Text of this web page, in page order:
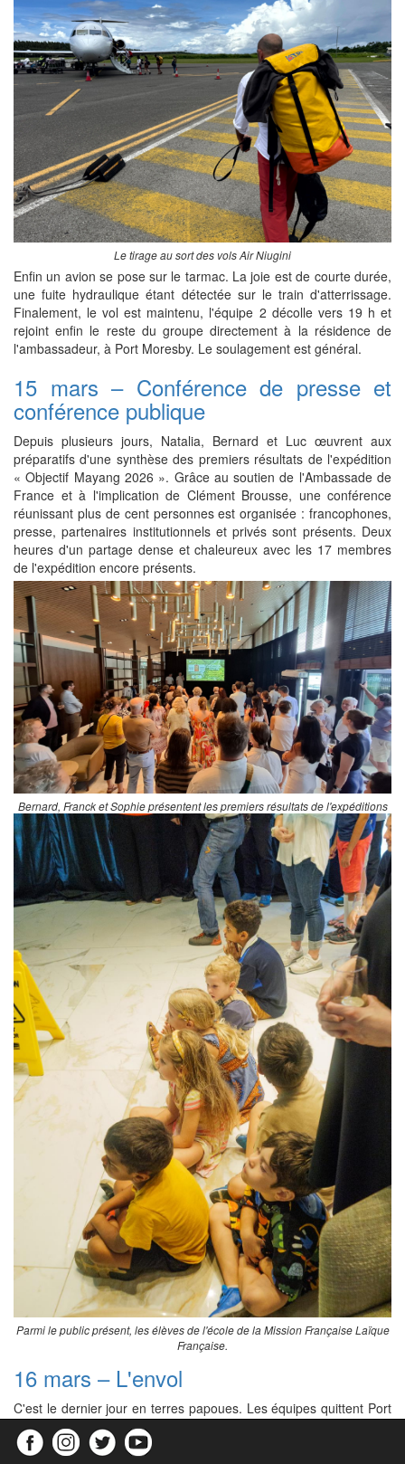
Le tirage au sort des vols Air Niugini
Enfin un avion se pose sur le tarmac. La joie est de courte durée,
une fuite hydraulique étant détectée sur le train d'atterrissage.
Finalement, le vol est maintenu, l'équipe 2 décolle vers 19 h et
rejoint enfin le reste du groupe directement à la résidence de
l'ambassadeur, à Port Moresby. Le soulagement est général.
15 mars – Conférence de presse et
conférence publique
Depuis plusieurs jours, Natalia, Bernard et Luc œuvrent aux
préparatifs d'une synthèse des premiers résultats de l'expédition
« Objectif Mayang 2026 ». Grâce au soutien de l'Ambassade de
France et à l'implication de Clément Brousse, une conférence
réunissant plus de cent personnes est organisée : francophones,
presse, partenaires institutionnels et privés sont présents. Deux
heures d'un partage dense et chaleureux avec les 17 membres
de l'expédition encore présents.
Bernard, Franck et Sophie présentent les premiers résultats de l'expéditions
Parmi le public présent, les élèves de l'école de la Mission Française Laïque
Française.
16 mars – L'envol
C'est le dernier jour en terres papoues. Les équipes quittent Port
Moresby pour l'Europe. Certains voyagent sereinement via
Singapour, d'autres transitent par Dubaï ou Doha dans un